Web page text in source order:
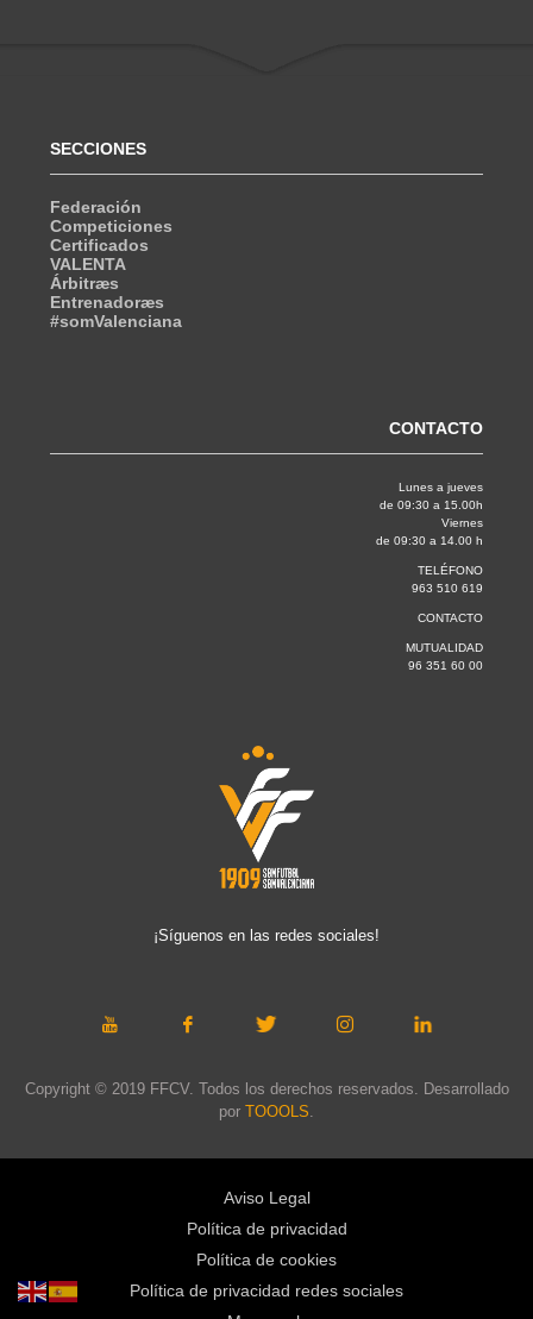
SECCIONES
Federación
Competiciones
Certificados
VALENTA
Árbitræs
Entrenadoræs
#somValenciana
CONTACTO
Lunes a jueves
de 09:30 a 15.00h
Viernes
de 09:30 a 14.00 h
TELÉFONO
963 510 619
CONTACTO
MUTUALIDAD
96 351 60 00
¡Síguenos en las redes sociales!
Copyright © 2019 FFCV. Todos los derechos reservados. Desarrollado
por TOOOLS.
Aviso Legal
Política de privacidad
Política de cookies
Política de privacidad redes sociales